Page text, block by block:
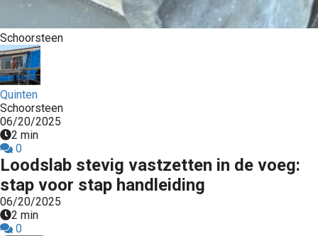
Schoorsteen
Quinten
Schoorsteen
06/20/2025
2 min
0
Loodslab stevig vastzetten in de voeg:
stap voor stap handleiding
06/20/2025
2 min
0